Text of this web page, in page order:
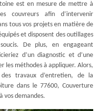
est en mesure de mettre à
couvreurs afin d’intervenir
tous vos projets en matière de
et disposent des outillages
De plus, en engageant
d’un diagnostic et d’une
les méthodes à appliquer. Alors,
travaux d’entretien, de la
dans le 77600, Couverture
vos demandes.